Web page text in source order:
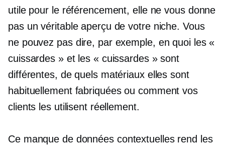
utile pour le référencement, elle ne vous donne
pas un véritable aperçu de votre niche. Vous
ne pouvez pas dire, par exemple, en quoi les «
cuissardes » et les « cuissardes » sont
différentes, de quels matériaux elles sont
habituellement fabriquées ou comment vos
clients les utilisent réellement.
Ce manque de données contextuelles rend les